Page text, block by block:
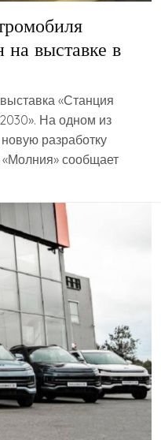
на выставке в
«Станция
На одном из
разработку
сообщает